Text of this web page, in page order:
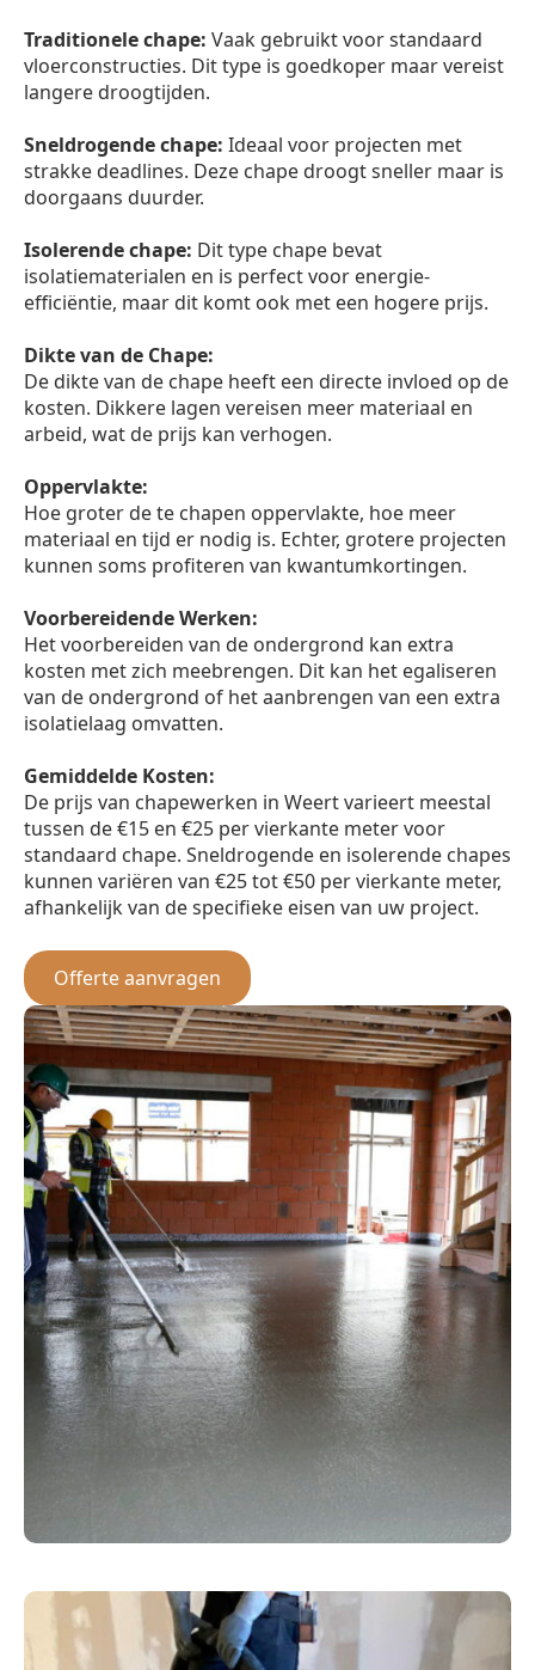
Traditionele chape: Vaak gebruikt voor standaard
vloerconstructies. Dit type is goedkoper maar vereist
langere droogtijden.
Sneldrogende chape: Ideaal voor projecten met
strakke deadlines. Deze chape droogt sneller maar is
doorgaans duurder.
Isolerende chape: Dit type chape bevat
isolatiematerialen en is perfect voor energie-
efficiëntie, maar dit komt ook met een hogere prijs.
Dikte van de Chape:
De dikte van de chape heeft een directe invloed op de
kosten. Dikkere lagen vereisen meer materiaal en
arbeid, wat de prijs kan verhogen.
Oppervlakte:
Hoe groter de te chapen oppervlakte, hoe meer
materiaal en tijd er nodig is. Echter, grotere projecten
kunnen soms profiteren van kwantumkortingen.
Voorbereidende Werken:
Het voorbereiden van de ondergrond kan extra
kosten met zich meebrengen. Dit kan het egaliseren
van de ondergrond of het aanbrengen van een extra
isolatielaag omvatten.
Gemiddelde Kosten:
De prijs van chapewerken in Weert varieert meestal
tussen de €15 en €25 per vierkante meter voor
standaard chape. Sneldrogende en isolerende chapes
kunnen variëren van €25 tot €50 per vierkante meter,
afhankelijk van de specifieke eisen van uw project.
Offerte aanvragen